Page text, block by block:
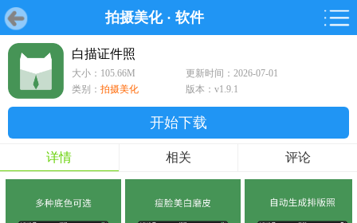
拍摄美化· 软件
首页 游戏
首页 游戏 软件 鸿蒙
游戏
鸿蒙
软件
白描证件照
大小：105.66M
更新时间：2026-07-01
类别： 拍摄美化 版本：v1.9.1
开始下载
详情 相关 评论